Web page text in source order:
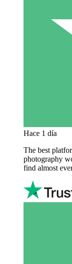
Hace 1 día
The best
photography
find almost